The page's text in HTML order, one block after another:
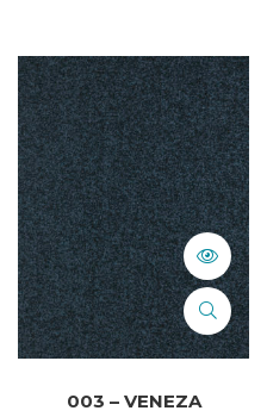
003 – VENEZA